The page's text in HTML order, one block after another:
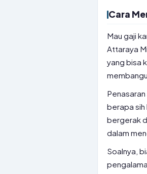
Cara
Mau gaji
Attaraya
yang bisa
berapa sih
bergerak
dalam
Soalnya,